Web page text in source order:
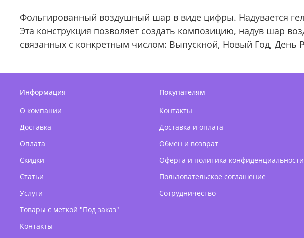
Фольгированный воздушный шар в виде цифры. Надувается
Эта конструкция позволяет создать композицию, надув шар
связанных с конкретным числом: Выпускной, Новый Год,
Информация
О компании
Доставка
Оплата
Скидки
Статьи
Услуги
Товары с меткой "Под заказ"
Контакты
Покупателям
Контакты
Доставка и оплата
Обмен и возврат
Оферта и политика конфиденциальности
Пользовательское соглашение
Сотрудничество